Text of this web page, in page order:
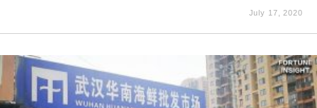
July 17, 2020